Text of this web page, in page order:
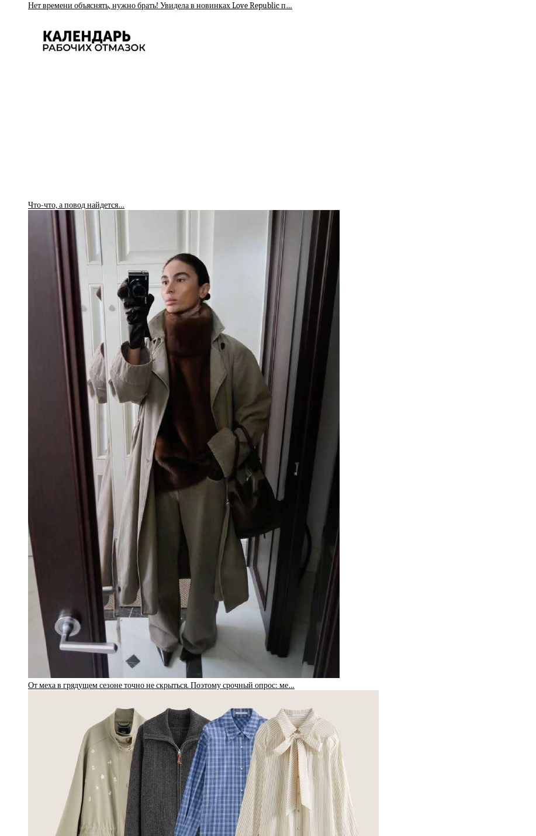
Нет времени объяснять, нужно брать! Увидела в новинках Love Republic п…
Что-что, а повод найдется…
От меха в грядущем сезоне точно не скрыться. Поэтому срочный опрос: ме…